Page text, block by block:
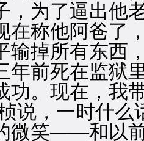
，为了逼出他
称他阿爸了
输掉所有东西
年前死在监狱
功。现在，我
说，一时什
微笑——和以